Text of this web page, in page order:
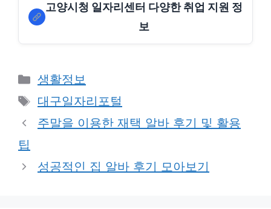
고양시청 일자리센터 다양한 취업 지원 정
보
Categories
생활정보
Tags
대구일자리포털
주말을 이용한 재택 알바 후기 및 활용
팁
성공적인 집 알바 후기 모아보기